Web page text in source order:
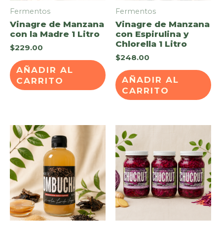
Fermentos
Vinagre de Manzana
con la Madre 1 Litro
$229.00
AÑADIR AL
CARRITO
Fermentos
Vinagre de Manzana
con Espirulina y
Chlorella 1 Litro
$248.00
AÑADIR AL
CARRITO